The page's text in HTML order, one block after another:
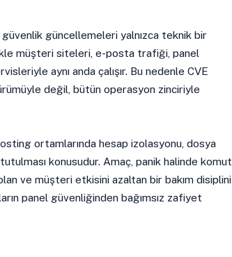
güncellemeleri yalnızca teknik bir
müşteri siteleri, e-posta trafiği, panel
aynı anda çalışır. Bu nedenle CVE
değil, bütün operasyon zinciriyle
ortamlarında hesap izolasyonu, dosya
konusudur. Amaç, panik halinde komut
ve müşteri etkisini azaltan bir bakım disiplini
panel güvenliğinden bağımsız zafiyet